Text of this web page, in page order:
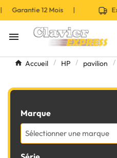
Garantie 12 Mois |

Accueil HP pavilion
Marque
Sélectionner une marque